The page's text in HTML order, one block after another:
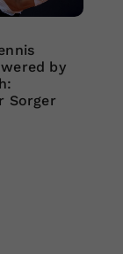
by
Sorger